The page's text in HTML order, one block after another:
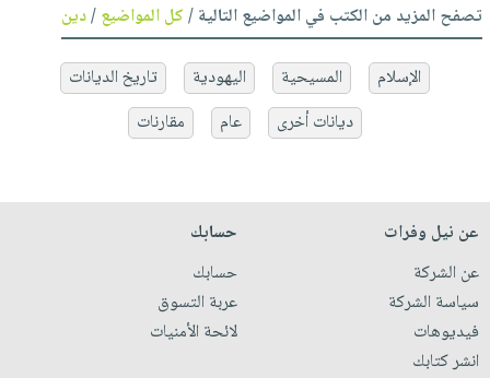
تصفح المزيد من الكتب في المواضيع التالية /كل المواضيع/دين
الإسلام المسيحية اليهودية
تاريخ الديانات
ديانات أخرى
عام مقارنات
عن نيل وفرات
عن الشركة
سياسة الشركة
فيديوهات
انشر كتابك
حسابك
حسابك
عربة التسوق
لائحة الأمنيات